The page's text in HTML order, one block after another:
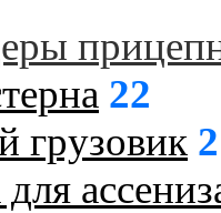
22
грузовик 2